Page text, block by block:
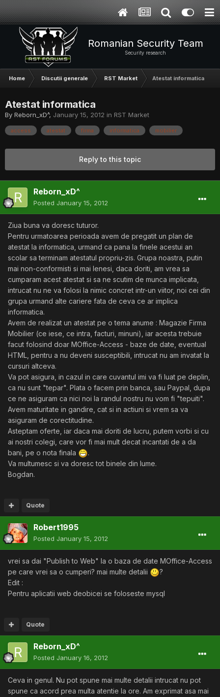
Romanian Security Team
Security research
Home Discutii generale RST Market Atestat informatica
Atestat informatica
By Reborn_xD^, January 15, 2012 in RST Market
access atestat firma informatica mobilier
Reply to this topic
Reborn_xD^
Posted January 15, 2012
Ziua buna va doresc tuturor.
Pentru urmatoarea perioada avem de pregatit un plan de
atestat la informatica, urmand ca pana la finele acestui an
scolar sa terminam atestatul propriu-zis. Grupa noastra, putin
mai non-conformisti si mai lenesi, daca doriti, am vrea sa
cumparam acest atestat si sa ne scutim de munca implicata,
intrucat nu ne va folosi la nimic concret intr-un viitor, noi cei din
grupa urmand alte cariere fata de ceva ce ar implica
informatica.
Avem de realizat un atestat pe o tema anume : Magazie Firma
Mobilier (ce iese, ce intra, facturi, minuni), iar acesta trebuie
facut folosind doar MOffice-Access - baze de date, eventual
HTML, pentru a nu deveni susceptibili, intrucat nu am invatat la
cursuri altceva.
Va pot asigura, in cazul in care cuvantul imi va fi luat pe deplin,
ca nu sunt "tepar". Plata o facem prin banca, sau Paypal, dupa
ce ne asiguram ca nici noi la randul nostru nu vom fi "tepuiti".
Avem maturitate in gandire, cat si in actiuni si vrem sa va
asiguram de corectitudine.
Asteptam oferte, iar daca mai doriti de lucru, putem vorbi si cu
ai nostri colegi, care vor fi mai mult decat incantati de a da
bani, pe o nota finala
.
Va multumesc si va doresc tot binele din lume.
Bogdan.
Quote
Robert1995
Posted January 15, 2012
vrei sa dai "Publish to Web" la o baza de date MOffice-Access
pe care vrei sa o cumperi? mai multe detalii
?
Edit :
Pentru aplicatii web deobicei se foloseste mysql
Quote
Reborn_xD^
Posted January 16, 2012
Ceva in genul. Nu pot spune mai multe detalii intrucat nu pot
spune ca acord prea multa atentie la ore. Am exprimat asa mai